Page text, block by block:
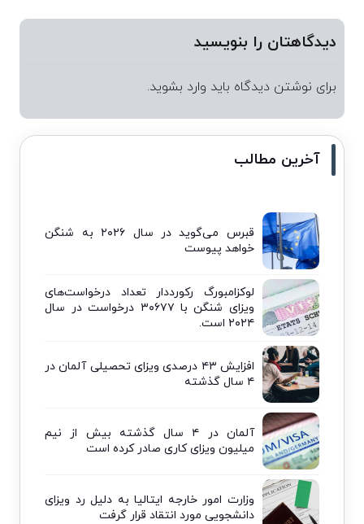
دیدگاهتان را بنویسید
برای نوشتن دیدگاه باید وارد بشوید.
آخرین مطالب
قبرس می‌گوید در سال ۲۰۲۶ به شنگن
خواهد پیوست
لوکزامبورگ رکورددار تعداد درخواست‌های
ویزای شنگن با ۳۰۶۷۷ درخواست در سال
۲۰۲۴ است.
افزایش ۴۳ درصدی ویزای تحصیلی آلمان در
۴ سال گذشته
آلمان در ۴ سال گذشته بیش از نیم
میلیون ویزای کاری صادر کرده است
وزارت امور خارجه ایتالیا به دلیل رد ویزای
دانشجویی مورد انتقاد قرار گرفت